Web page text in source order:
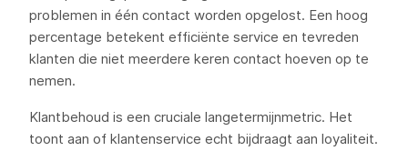
problemen in één contact worden opgelost. Een hoog
percentage betekent efficiënte service en tevreden
klanten die niet meerdere keren contact hoeven op te
nemen.
Klantbehoud is een cruciale langetermijnmetric. Het
toont aan of klantenservice echt bijdraagt aan loyaliteit.